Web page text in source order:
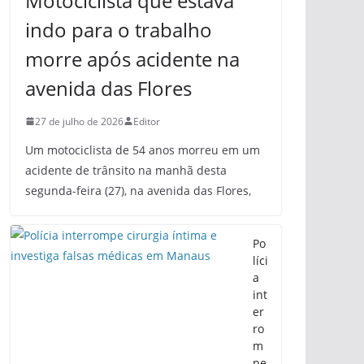
indo para o trabalho
morre após acidente na
avenida das Flores
27 de julho de 2026 Editor
Um motociclista de 54 anos morreu em um
acidente de trânsito na manhã desta
segunda-feira (27), na avenida das Flores,
Po
líci
a
int
er
ro
m